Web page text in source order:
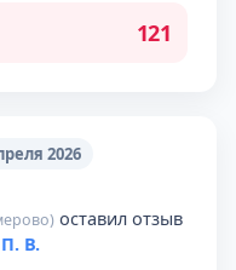
121
2026
оставил отзыв
В.